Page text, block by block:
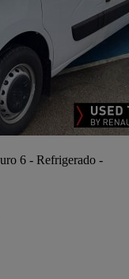
6 - Refrigerado -